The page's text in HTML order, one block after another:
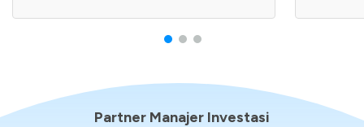
Partner Manajer Investasi